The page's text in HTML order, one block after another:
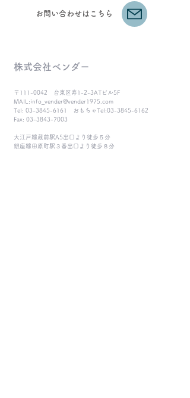
​お問い合わせはこちら
株式会社ベンダー
〒111-0042 台東区寿1-2-3ATビル5F
MAIL: info_vender@vender1975.com
Tel: 03-3845-6161 おもちゃTel:03-3845-6162
Fax: 03-3843-7003
大江戸線蔵前駅A5出口より徒歩５分
​銀座線田原町駅３番出口より徒歩８分